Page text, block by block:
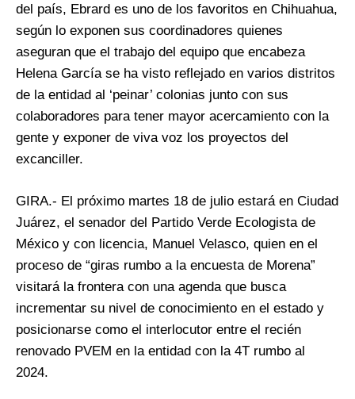
del país, Ebrard es uno de los favoritos en Chihuahua,
según lo exponen sus coordinadores quienes
aseguran que el trabajo del equipo que encabeza
Helena García se ha visto reflejado en varios distritos
de la entidad al ‘peinar’ colonias junto con sus
colaboradores para tener mayor acercamiento con la
gente y exponer de viva voz los proyectos del
excanciller.
GIRA.- El próximo martes 18 de julio estará en Ciudad
Juárez, el senador del Partido Verde Ecologista de
México y con licencia, Manuel Velasco, quien en el
proceso de “giras rumbo a la encuesta de Morena”
visitará la frontera con una agenda que busca
incrementar su nivel de conocimiento en el estado y
posicionarse como el interlocutor entre el recién
renovado PVEM en la entidad con la 4T rumbo al
2024.